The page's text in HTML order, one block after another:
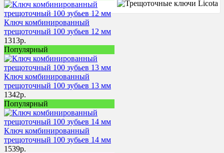
Ключ комбинированный
трещоточный 100 зубьев 12 мм
1313р.
Популярный
Ключ комбинированный
трещоточный 100 зубьев 13 мм
1342р.
Популярный
Ключ комбинированный
трещоточный 100 зубьев 14 мм
1539р.